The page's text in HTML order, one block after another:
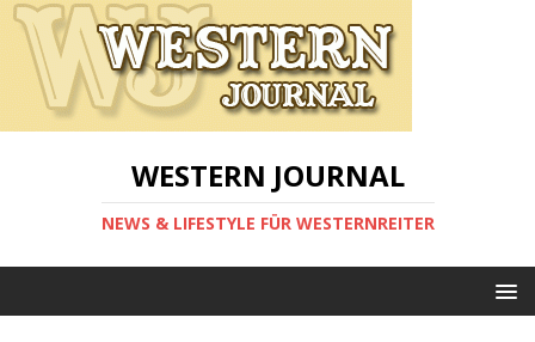
WESTERN JOURNAL
NEWS & LIFESTYLE FÜR WESTERNREITER